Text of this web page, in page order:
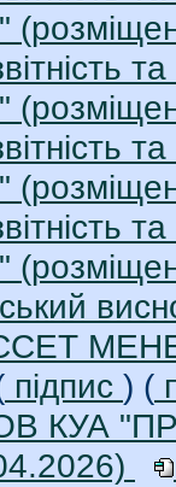
підпис ) (
КУА